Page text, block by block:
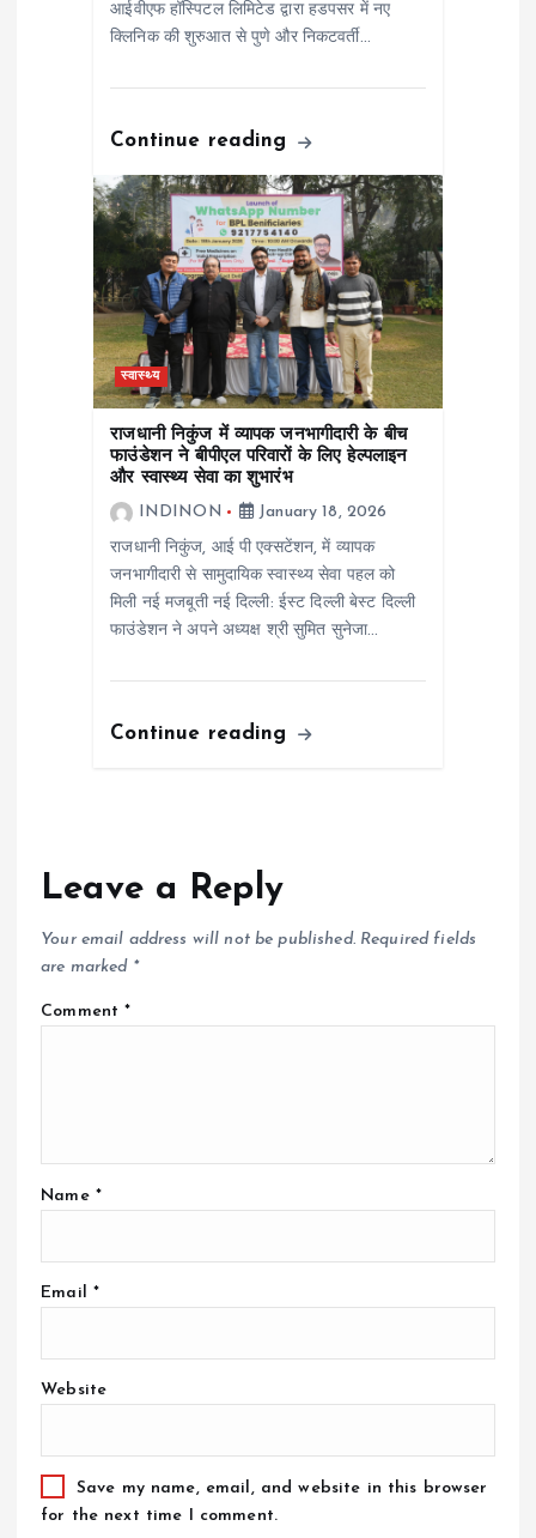
आईवीएफ हॉस्पिटल लिमिटेड द्वारा हडपसर में नए
क्लिनिक की शुरुआत से पुणे और निकटवर्ती…
Continue reading
स्वास्थ्य
राजधानी निकुंज में व्यापक जनभागीदारी के बीच
फाउंडेशन ने बीपीएल परिवारों के लिए हेल्पलाइन
और स्वास्थ्य सेवा का शुभारंभ
INDINON
January 18, 2026
राजधानी निकुंज, आई पी एक्सटेंशन, में व्यापक
जनभागीदारी से सामुदायिक स्वास्थ्य सेवा पहल को
मिली नई मजबूती नई दिल्ली: ईस्ट दिल्ली बेस्ट दिल्ली
फाउंडेशन ने अपने अध्यक्ष श्री सुमित सुनेजा…
Continue reading
Leave a Reply
Your email address will not be published. Required fields
are marked *
Comment*
Name *
Email *
Website
Save my name, email, and website in this browser
for the next time I comment.